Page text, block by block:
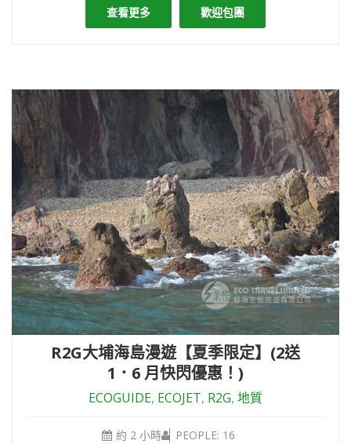
查看更多 歡迎包團
R2G大埔海島漫遊【夏季限定】(2送
1．6 月快閃優惠！)
ECOGUIDE, ECOJET, R2G, 地質
約 2 小時 PEOPLE: 16